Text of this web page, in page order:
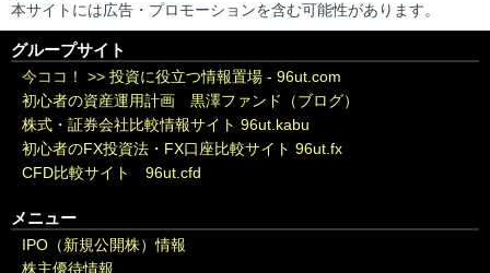
本サイトには広告・プロモーションを含む可能性があります。
グループサイト
今ココ！ >> 投資に役立つ情報置場 - 96ut.com
初心者の資産運用計画 黒澤ファンド（ブログ）
株式・証券会社比較情報サイト 96ut.kabu
初心者のFX投資法・FX口座比較サイト 96ut.fx
CFD比較サイト 96ut.cfd
メニュー
IPO（新規公開株）情報
株主優待情報